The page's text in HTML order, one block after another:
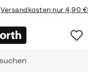
Versandkosten nur 4,90 €